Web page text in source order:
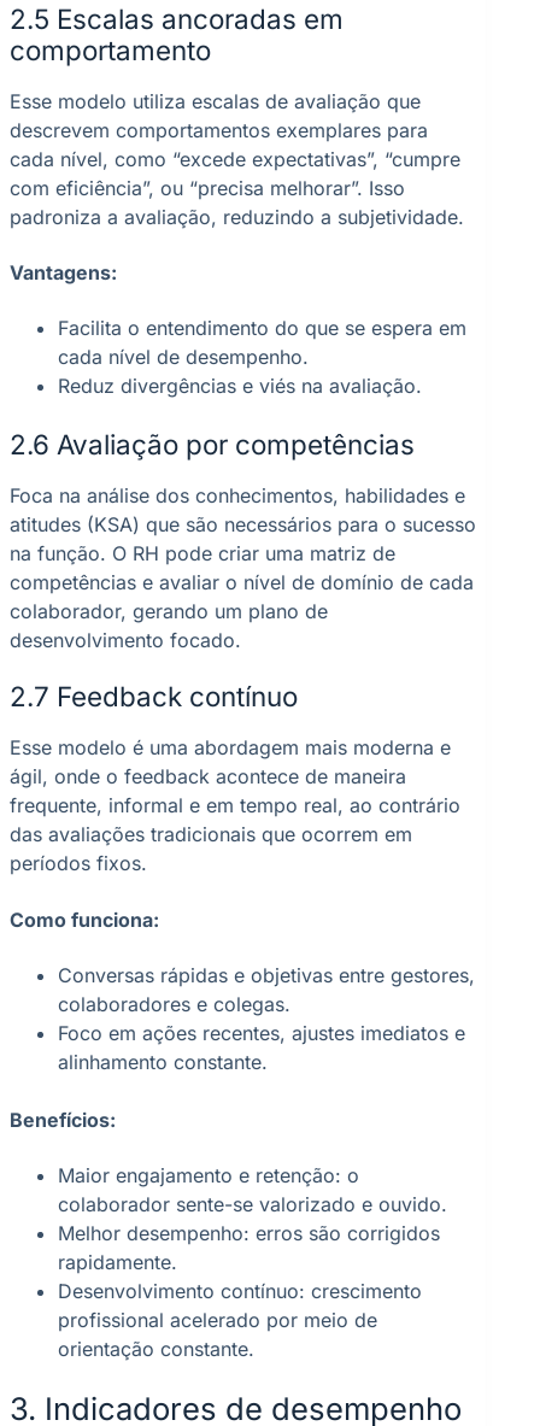
2.5 Escalas ancoradas em
comportamento
Esse modelo utiliza escalas de avaliação que
descrevem comportamentos exemplares para
cada nível, como “excede expectativas”, “cumpre
com eficiência”, ou “precisa melhorar”. Isso
padroniza a avaliação, reduzindo a subjetividade.
Vantagens:
Facilita o entendimento do que se espera em
cada nível de desempenho.
Reduz divergências e viés na avaliação.
2.6 Avaliação por competências
Foca na análise dos conhecimentos, habilidades e
atitudes (KSA) que são necessários para o sucesso
na função. O RH pode criar uma matriz de
competências e avaliar o nível de domínio de cada
colaborador, gerando um plano de
desenvolvimento focado.
2.7 Feedback contínuo
Esse modelo é uma abordagem mais moderna e
ágil, onde o feedback acontece de maneira
frequente, informal e em tempo real, ao contrário
das avaliações tradicionais que ocorrem em
períodos fixos.
Como funciona:
Conversas rápidas e objetivas entre gestores,
colaboradores e colegas.
Foco em ações recentes, ajustes imediatos e
alinhamento constante.
Benefícios:
Maior engajamento e retenção: o
colaborador sente-se valorizado e ouvido.
Melhor desempenho: erros são corrigidos
rapidamente.
Desenvolvimento contínuo: crescimento
profissional acelerado por meio de
orientação constante.
3. Indicadores de desempenho